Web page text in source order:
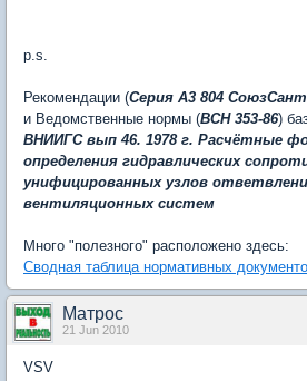
p.s.
Рекомендации (Серия А3 804
и Ведомственные нормы (ВСН 353-86)
ВНИИГС вып 46. 1978 г. Расчётные
определения гидравлических
унифицированных узлов
вентиляционных систем
Много "полезного" расположено здесь:
Сводная таблица нормативных
Матрос
21 Jun 2010
VSV